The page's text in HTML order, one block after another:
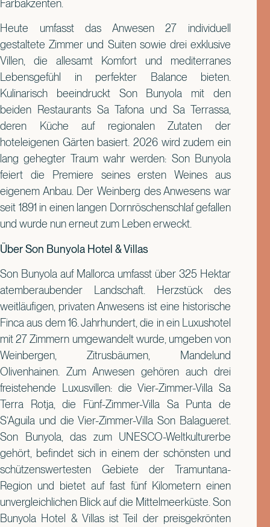
Farbakzenten.
Heute umfasst das Anwesen 27 individuell
gestaltete Zimmer und Suiten sowie drei exklusive
Villen, die allesamt Komfort und mediterranes
Lebensgefühl in perfekter Balance bieten.
Kulinarisch beeindruckt Son Bunyola mit den
beiden Restaurants Sa Tafona und Sa Terrassa,
deren Küche auf regionalen Zutaten der
hoteleigenen Gärten basiert. 2026 wird zudem ein
lang gehegter Traum wahr werden: Son Bunyola
feiert die Premiere seines ersten Weines aus
eigenem Anbau. Der Weinberg des Anwesens war
seit 1891 in einen langen Dornröschenschlaf gefallen
und wurde nun erneut zum Leben erweckt.
Über Son Bunyola Hotel & Villas
Son Bunyola auf Mallorca umfasst über 325 Hektar
atemberaubender Landschaft. Herzstück des
weitläufigen, privaten Anwesens ist eine historische
Finca aus dem 16. Jahrhundert, die in ein Luxushotel
mit 27 Zimmern umgewandelt wurde, umgeben von
Weinbergen, Zitrusbäumen, Mandelund
Olivenhainen. Zum Anwesen gehören auch drei
freistehende Luxusvillen: die Vier-Zimmer-Villa Sa
Terra Rotja, die Fünf-Zimmer-Villa Sa Punta de
S’Aguila und die Vier-Zimmer-Villa Son Balagueret.
Son Bunyola, das zum UNESCO-Weltkulturerbe
gehört, befindet sich in einem der schönsten und
schützenswertesten Gebiete der Tramuntana-
Region und bietet auf fast fünf Kilometern einen
unvergleichlichen Blick auf die Mittelmeerküste. Son
Bunyola Hotel & Villas ist Teil der preisgekrönten